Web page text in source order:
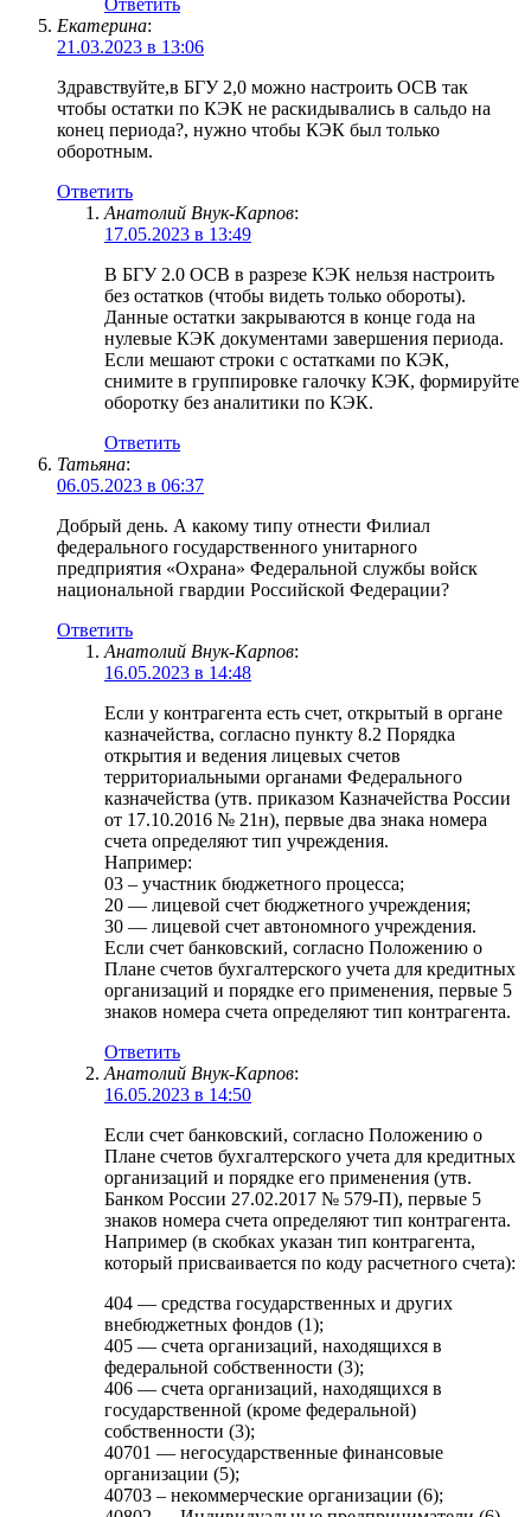
Ответить
Екатерина:
21.03.2023 в 13:06
Здравствуйте,в БГУ 2,0 можно настроить ОСВ так
чтобы остатки по КЭК не раскидывались в сальдо на
конец периода?, нужно чтобы КЭК был только
оборотным.
Ответить
Анатолий Внук-Карпов:
17.05.2023 в 13:49
В БГУ 2.0 ОСВ в разрезе КЭК нельзя настроить
без остатков (чтобы видеть только обороты).
Данные остатки закрываются в конце года на
нулевые КЭК документами завершения периода.
Если мешают строки с остатками по КЭК,
снимите в группировке галочку КЭК, формируйте
оборотку без аналитики по КЭК.
Ответить
Татьяна:
06.05.2023 в 06:37
Добрый день. А какому типу отнести Филиал
федерального государственного унитарного
предприятия «Охрана» Федеральной службы войск
национальной гвардии Российской Федерации?
Ответить
Анатолий Внук-Карпов:
16.05.2023 в 14:48
Если у контрагента есть счет, открытый в органе
казначейства, согласно пункту 8.2 Порядка
открытия и ведения лицевых счетов
территориальными органами Федерального
казначейства (утв. приказом Казначейства России
от 17.10.2016 № 21н), первые два знака номера
счета определяют тип учреждения.
Например:
03 – участник бюджетного процесса;
20 — лицевой счет бюджетного учреждения;
30 — лицевой счет автономного учреждения.
Если счет банковский, согласно Положению о
Плане счетов бухгалтерского учета для кредитных
организаций и порядке его применения, первые 5
знаков номера счета определяют тип контрагента.
Ответить
Анатолий Внук-Карпов:
16.05.2023 в 14:50
Если счет банковский, согласно Положению о
Плане счетов бухгалтерского учета для кредитных
организаций и порядке его применения (утв.
Банком России 27.02.2017 № 579-П), первые 5
знаков номера счета определяют тип контрагента.
Например (в скобках указан тип контрагента,
который присваивается по коду расчетного счета):
404 — средства государственных и других
внебюджетных фондов (1);
405 — счета организаций, находящихся в
федеральной собственности (3);
406 — счета организаций, находящихся в
государственной (кроме федеральной)
собственности (3);
40701 — негосударственные финансовые
организации (5);
40703 – некоммерческие организации (6);